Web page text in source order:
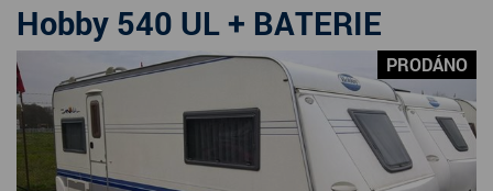
PRODANÉ KARAVANY
PŮJČOVNA KARAVANŮ
DOPLŇKY PRO KARAVANY
SERVIS KARAVANŮ
KONTAKT
Hobby 540 UL + BATERIE
PRODÁNO